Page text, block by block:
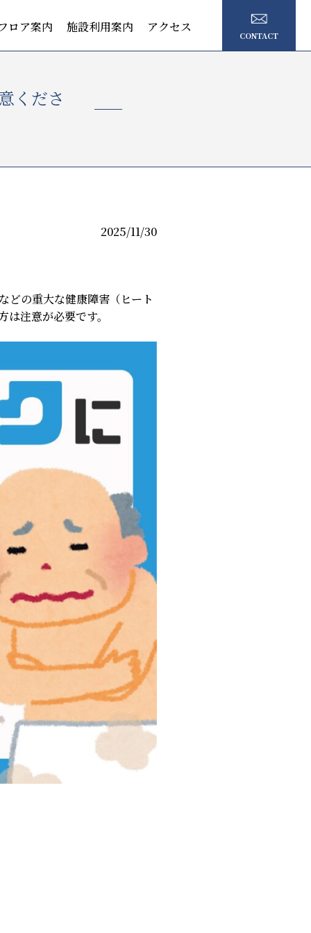
ロア案内 施設利用案内 アクセス
CONTACT
くださ
2025/11/30
どの重大な健康障害（ヒート
注意が必要です。